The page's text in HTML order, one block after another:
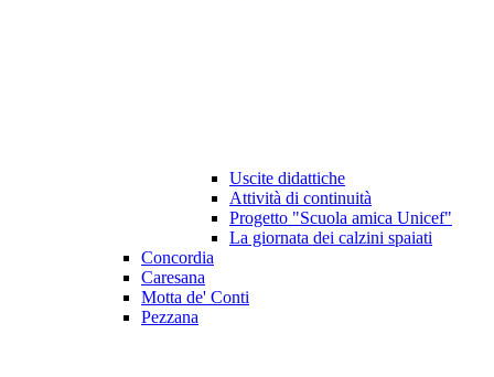
Uscite didattiche
Attività di continuità
Progetto "Scuola amica Unicef"
La giornata dei calzini spaiati
Concordia
Caresana
Motta de' Conti
Pezzana